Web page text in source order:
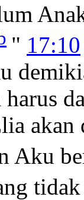
" 17:10
akan
Aku